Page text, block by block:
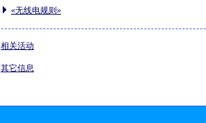
«无线电规则»
相关活动
其它信息